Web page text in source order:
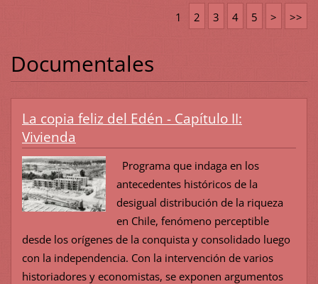
1 2 3 4 5 > >>
Documentales
La copia feliz del Edén - Capítulo II:
Vivienda
Programa que indaga en los
antecedentes históricos de la
desigual distribución de la riqueza
en Chile, fenómeno perceptible
desde los orígenes de la conquista y consolidado luego
con la independencia. Con la intervención de varios
historiadores y economistas, se exponen argumentos